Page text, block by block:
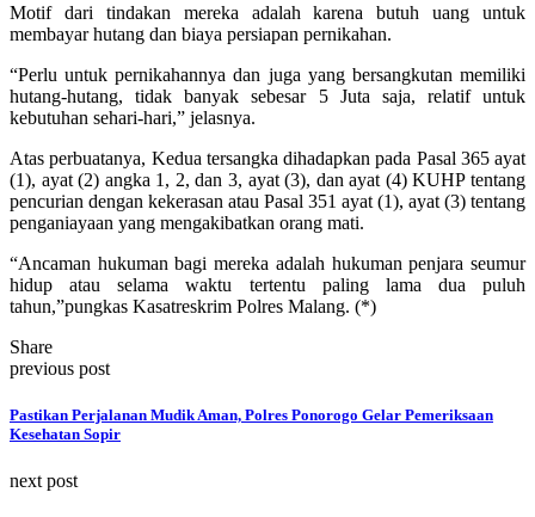
Motif dari tindakan mereka adalah karena butuh uang untuk
membayar hutang dan biaya persiapan pernikahan.
“Perlu untuk pernikahannya dan juga yang bersangkutan memiliki
hutang-hutang, tidak banyak sebesar 5 Juta saja, relatif untuk
kebutuhan sehari-hari,” jelasnya.
Atas perbuatanya, Kedua tersangka dihadapkan pada Pasal 365 ayat
(1), ayat (2) angka 1, 2, dan 3, ayat (3), dan ayat (4) KUHP tentang
pencurian dengan kekerasan atau Pasal 351 ayat (1), ayat (3) tentang
penganiayaan yang mengakibatkan orang mati.
“Ancaman hukuman bagi mereka adalah hukuman penjara seumur
hidup atau selama waktu tertentu paling lama dua puluh
tahun,”pungkas Kasatreskrim Polres Malang. (*)
Share
previous post
Pastikan Perjalanan Mudik Aman, Polres Ponorogo Gelar Pemeriksaan
Kesehatan Sopir
next post